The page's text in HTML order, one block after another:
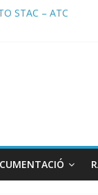
STAC – ATC